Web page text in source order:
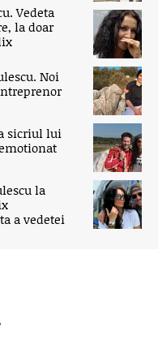
Vedeta
la doar
Noi
sicriul lui
la
a vedetei